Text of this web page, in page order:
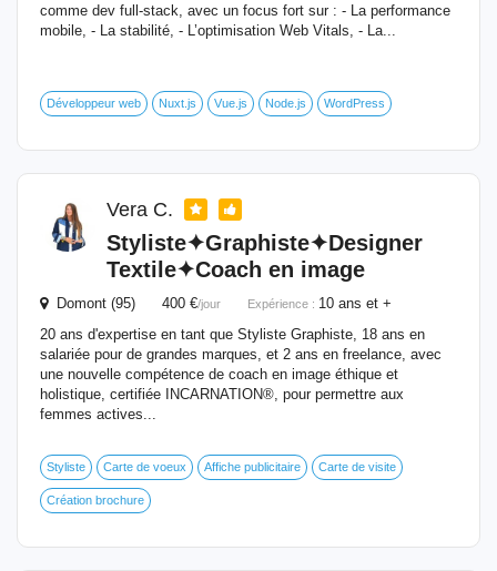
comme dev full-stack, avec un focus fort sur : - La performance
mobile, - La stabilité, - L’optimisation Web Vitals, - La...
Développeur web Nuxt.js Vue.js Node.js WordPress
Vera C.
Styliste✦Graphiste✦Designer
Textile✦Coach en image
Domont (95) 400 €/jour Expérience : 10 ans et +
20 ans d'expertise en tant que Styliste Graphiste, 18 ans en
salariée pour de grandes marques, et 2 ans en freelance, avec
une nouvelle compétence de coach en image éthique et
holistique, certifiée INCARNATION®, pour permettre aux
femmes actives...
Styliste Carte de voeux Affiche publicitaire Carte de visite
Création brochure